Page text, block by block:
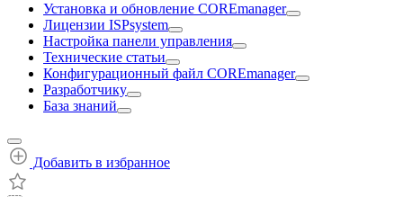
Установка и обновление COREmanager
Лицензии ISPsystem
Настройка панели управления
Технические статьи
Конфигурационный файл COREmanager
Разработчику
База знаний
Добавить в избранное